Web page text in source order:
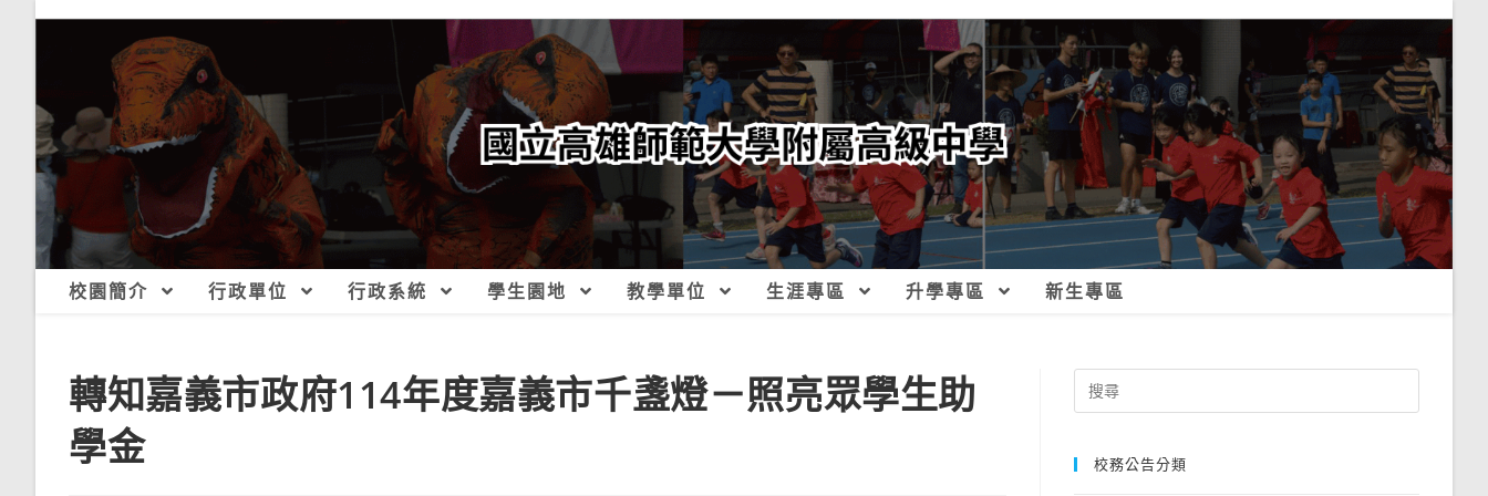
校園簡介 行政單位 行政系統 學生園地 教學單位 生涯專區 升學專區 新生專區
轉知嘉義市政府114年度嘉義市千盞燈－照亮眾學生助
學金
Search
for:
校務公告分類